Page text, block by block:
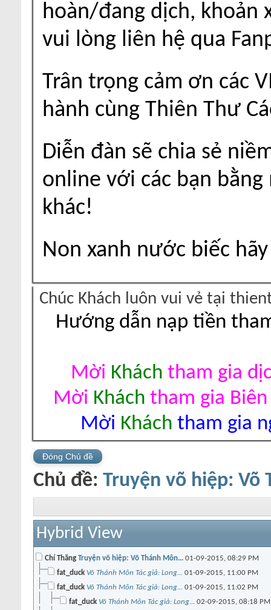
hoàn/đang dịch, khoản
vui lòng liên hệ qua
Trân trọng cảm ơn các
hành cùng Thiên Thư
Diễn đàn sẽ chia sẻ
online với các bạn
khác!
Non xanh nước biếc
Chúc Khách luôn vui vẻ tại
Hướng dẫn nạp tiền
Mời Khách tham gia
Mời Khách tham gia
Mời Khách tham gia
Đóng Chủ đề
Chủ đề: Truyện võ hiệp: Võ
Hybrid View
Chí Thăng Truyện võ hiệp: Võ Thánh Môn... 01-09-2015, 08:29 PM
fat_duck Võ Thánh Môn Tác giả: Long... 01-09-2015, 11:00 PM
fat_duck Võ Thánh Môn Tác giả: Long... 01-09-2015, 11:02 PM
fat_duck Võ Thánh Môn Tác giả: Long... 02-09-2015, 08:18 PM